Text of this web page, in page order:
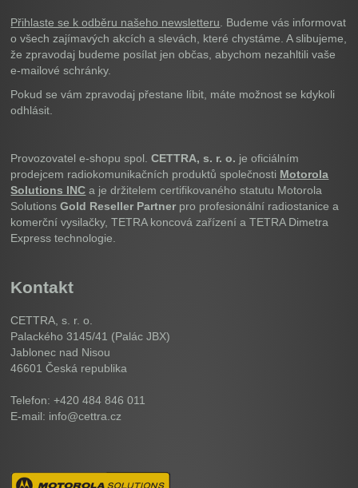
Přihlaste se k odběru našeho newsletteru . Budeme vás informovat
o všech zajímavých akcích a slevách, které chystáme. A slibujeme,
že zpravodaj budeme posílat jen občas, abychom nezahltili vaše
e-mailové schránky.
Pokud se vám zpravodaj přestane líbit, máte možnost se kdykoli
odhlásit.
Provozovatel e-shopu spol.CETTRA, s. r. o. je oficiálním
prodejcem radiokomunikačních produktů společnosti Motorola
Solutions INC a je držitelem certifikovaného statutu Motorola
SolutionsGold Reseller Partner pro profesionální radiostanice a
komerční vysilačky, TETRA koncová zařízení a TETRA Dimetra
Express technologie.
Kontakt
CETTRA, s. r. o.
Palackého 3145/41 (Palác JBX)
Jablonec nad Nisou
46601Česká republika
Telefon: +420 484 846 011
E-mail: info@cettra.cz